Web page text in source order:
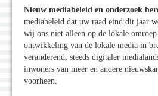
Nieuw mediabeleid en onderzoek
mediabeleid dat uw raad eind dit jaar
wij ons niet alleen op de lokale
ontwikkeling van de lokale media in
veranderend, steeds digitaler
inwoners van meer en andere
voorheen.